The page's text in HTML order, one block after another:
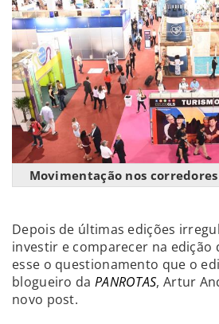
Movimentação nos
Depois de últimas edições
investir e comparecer na edição
esse o questionamento que o
blogueiro da PANROTAS, Artur
novo post.